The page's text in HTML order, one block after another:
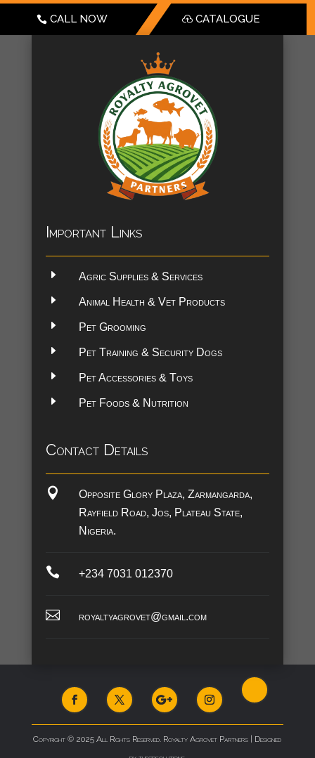
CALL NOW CATALOGUE
Important Links
E Agric Supplies & Services
E Animal Health & Vet Products
E Pet Grooming
E Pet Training & Security Dogs
E Pet Accessories & Toys
E Pet Foods & Nutrition
Contact Details

Opposite Glory Plaza, Zarmangarda,
Rayfield Road, Jos, Plateau State,
Nigeria.
 +234 7031 012370
 royaltyagrovet@gmail.com
Copyright © 2025 All Rights Reserved. Royalty Agrovet Partners | Designed